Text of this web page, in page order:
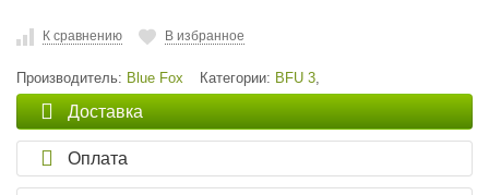
К сравнению В избранное
Производитель: Blue Fox Категории: BFU 3,
Доставка
Оплата